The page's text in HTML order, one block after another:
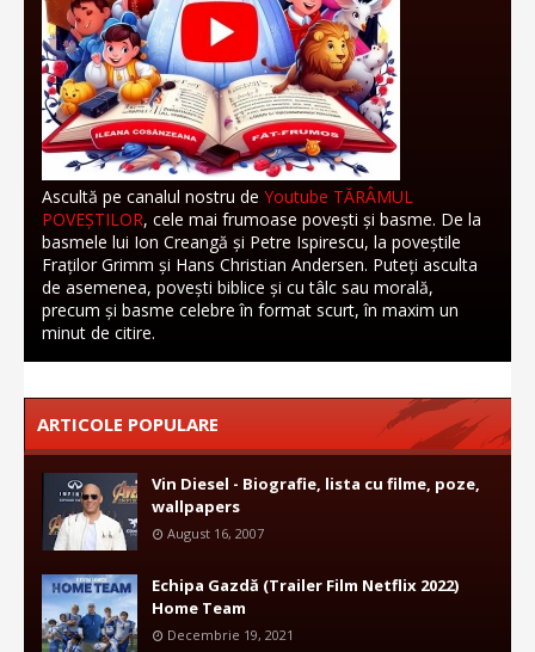
Ascultă pe canalul nostru de Youtube TĂRÂMUL
POVEȘTILOR, cele mai frumoase povești și basme. De la
basmele lui Ion Creangă și Petre Ispirescu, la poveștile
Fraților Grimm și Hans Christian Andersen. Puteți asculta
de asemenea, povești biblice și cu tâlc sau morală,
precum și basme celebre în format scurt, în maxim un
minut de citire.
ARTICOLE POPULARE
Vin Diesel - Biografie, lista cu filme, poze,
wallpapers
August 16, 2007
Echipa Gazdă (Trailer Film Netflix 2022)
Home Team
Decembrie 19, 2021